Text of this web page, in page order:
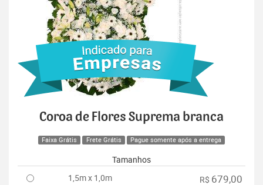
Coroa de Flores Suprema branca
Faixa Grátis Frete Grátis Pague somente após a entrega
Tamanhos
1,5m x 1,0m
R$ 679,00